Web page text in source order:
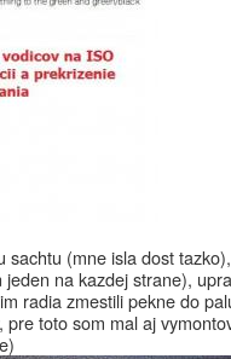
sachtu (mne isla dost
na kazdej strane),
radia zmestili pekne do
toto som mal aj